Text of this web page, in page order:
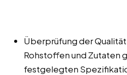
Überprüfung der
Rohstoffen und Zutaten
festgelegten